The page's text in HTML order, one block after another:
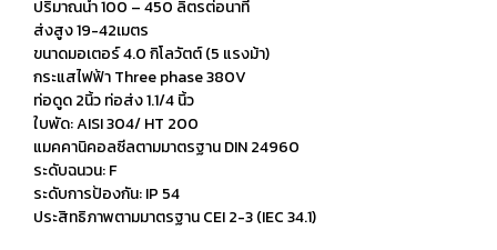
ปริมาณน้ำ 100 – 450 ลิตรต่อนาที
ส่งสูง 19-42เมตร
ขนาดมอเตอร์ 4.0 กิโลวัตต์ (5 แรงม้า)
กระแสไฟฟ้า Three phase 380V
ท่อดูด 2นิ้ว ท่อส่ง 1.1/4 นิ้ว
ใบพัด: AISI 304/ HT 200
แมคคานิคอลซีลตามมาตรฐาน DIN 24960
ระดับฉนวน: F
ระดับการป้องกัน: IP 54
ประสิทธิภาพตามมาตรฐาน CEI 2-3 (IEC 34.1)